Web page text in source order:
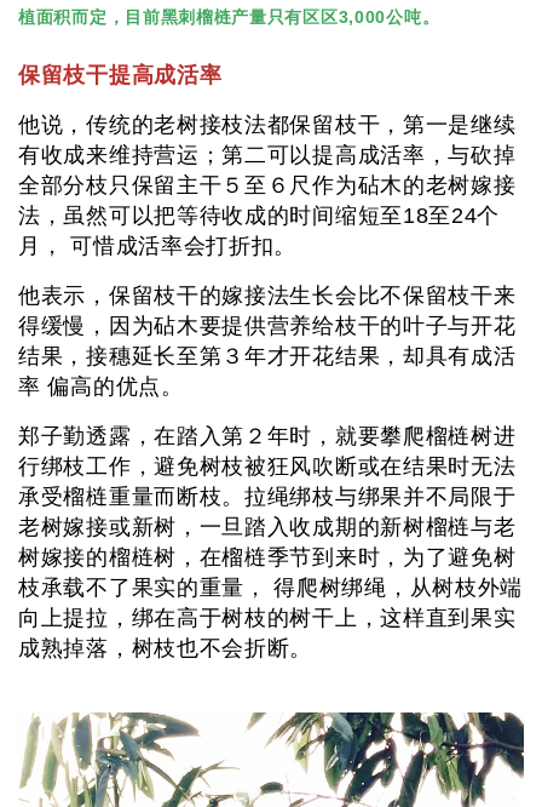
植面积而定，目前黑刺榴梿产量只有区区3,000公吨。
保留枝干提高成活率
他说，传统的老树接枝法都保留枝干，第一是继续
有收成来维持营运；第二可以提高成活率，与砍掉
全部分枝只保留主干５至６尺作为砧木的老树嫁接
法，虽然可以把等待收成的时间缩短至18至24个
月， 可惜成活率会打折扣。
他表示，保留枝干的嫁接法生长会比不保留枝干来
得缓慢，因为砧木要提供营养给枝干的叶子与开花
结果，接穗延长至第３年才开花结果，却具有成活
率 偏高的优点。
郑子勤透露，在踏入第２年时，就要攀爬榴梿树进
行绑枝工作，避免树枝被狂风吹断或在结果时无法
承受榴梿重量而断枝。拉绳绑枝与绑果并不局限于
老树嫁接或新树，一旦踏入收成期的新树榴梿与老
树嫁接的榴梿树，在榴梿季节到来时，为了避免树
枝承载不了果实的重量， 得爬树绑绳，从树枝外端
向上提拉，绑在高于树枝的树干上，这样直到果实
成熟掉落，树枝也不会折断。